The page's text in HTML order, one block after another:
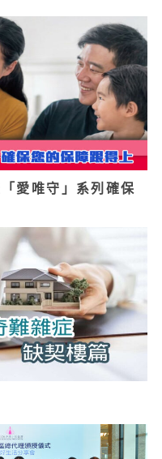
愛唯守」系列確保